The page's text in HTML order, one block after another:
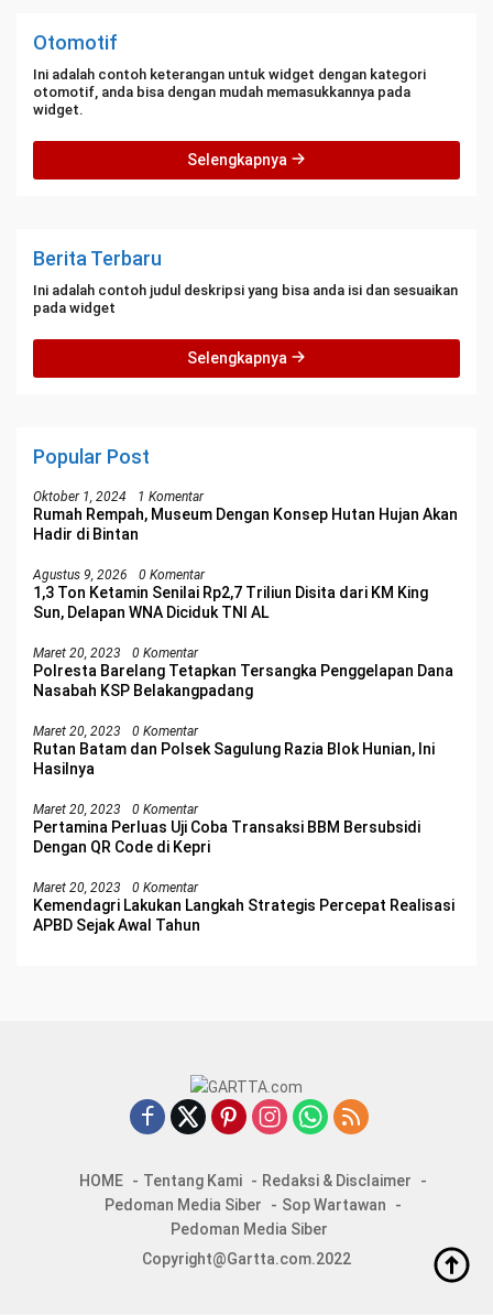
Otomotif
Ini adalah contoh keterangan untuk widget dengan kategori
otomotif, anda bisa dengan mudah memasukkannya pada
widget.
Selengkapnya
Berita Terbaru
Ini adalah contoh judul deskripsi yang bisa anda isi dan sesuaikan
pada widget
Selengkapnya
Popular Post
Oktober 1, 2024 1 Komentar
Rumah Rempah, Museum Dengan Konsep Hutan Hujan Akan
Hadir di Bintan
Agustus 9, 2026 0 Komentar
1,3 Ton Ketamin Senilai Rp2,7 Triliun Disita dari KM King
Sun, Delapan WNA Diciduk TNI AL
Maret 20, 2023 0 Komentar
Polresta Barelang Tetapkan Tersangka Penggelapan Dana
Nasabah KSP Belakangpadang
Maret 20, 2023 0 Komentar
Rutan Batam dan Polsek Sagulung Razia Blok Hunian, Ini
Hasilnya
Maret 20, 2023 0 Komentar
Pertamina Perluas Uji Coba Transaksi BBM Bersubsidi
Dengan QR Code di Kepri
Maret 20, 2023 0 Komentar
Kemendagri Lakukan Langkah Strategis Percepat Realisasi
APBD Sejak Awal Tahun
HOME Tentang Kami
Redaksi & Disclaimer
Pedoman Media Siber
Sop Wartawan
Pedoman Media Siber
Copyright@Gartta.com.2022